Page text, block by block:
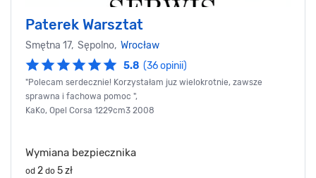
Paterek Warsztat
Smętna 17, Sępolno, Wrocław
5.8 (36 opinii)
"Polecam serdecznie! Korzystałam juz wielokrotnie, zawsze
sprawna i fachowa pomoc ",
KaKo, Opel Corsa 1229cm3 2008
Wymiana bezpiecznika
od 2 do 5 zł